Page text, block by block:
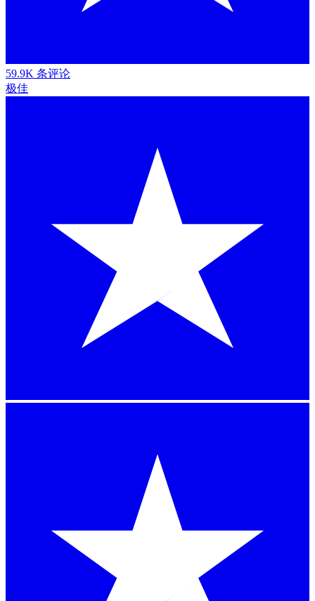
59.9K 条评论
极佳